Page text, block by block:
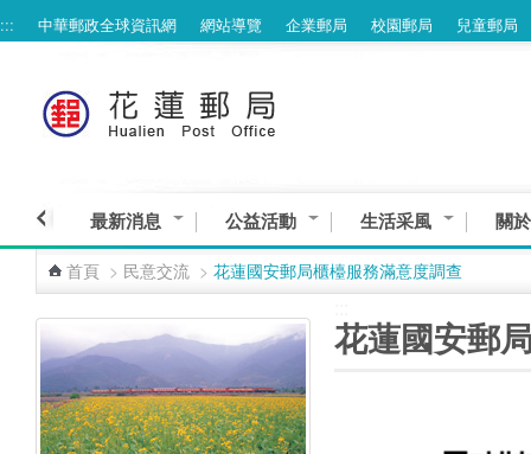
跳到主要內容區塊
::: 中華郵政全球資訊網 網站導覽 企業郵局 校園郵局 兒童郵局
最新消息 公益活動 生活采風 關
首頁 > 民意交流 > 花蓮國安郵局櫃檯服務滿意度調查
花蓮國安郵